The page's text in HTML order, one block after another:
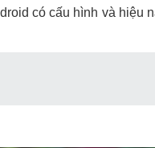
có cấu hình và hiệu